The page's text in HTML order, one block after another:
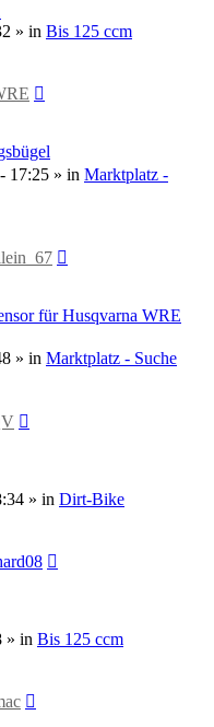
» in Bis 125 ccm
17:25 » in Marktplatz -
für Husqvarna WRE
» in Marktplatz - Suche
» in Dirt-Bike
» in Bis 125 ccm